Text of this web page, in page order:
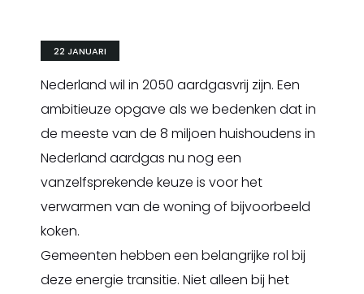
22 JANUARI
Nederland wil in 2050 aardgasvrij zijn. Een
ambitieuze opgave als we bedenken dat in
de meeste van de 8 miljoen huishoudens in
Nederland aardgas nu nog een
vanzelfsprekende keuze is voor het
verwarmen van de woning of bijvoorbeeld
koken.
Gemeenten hebben een belangrijke rol bij
deze energie transitie. Niet alleen bij het